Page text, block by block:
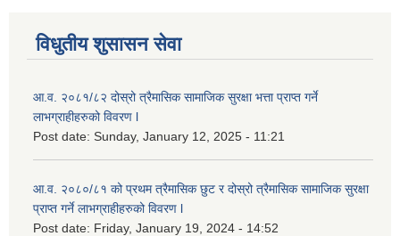
विधुतीय शुसासन सेवा
आ.व. २०८१/८२ दोस्रो त्रैमासिक सामाजिक सुरक्षा भत्ता प्राप्त गर्ने
लाभग्राहीहरुको विवरण l
Post date: Sunday, January 12, 2025 - 11:21
आ.व. २०८०/८१ को प्रथम त्रैमासिक छुट र दोस्रो त्रैमासिक सामाजिक सुरक्षा
प्राप्त गर्ने लाभग्राहीहरुको विवरण l
Post date: Friday, January 19, 2024 - 14:52